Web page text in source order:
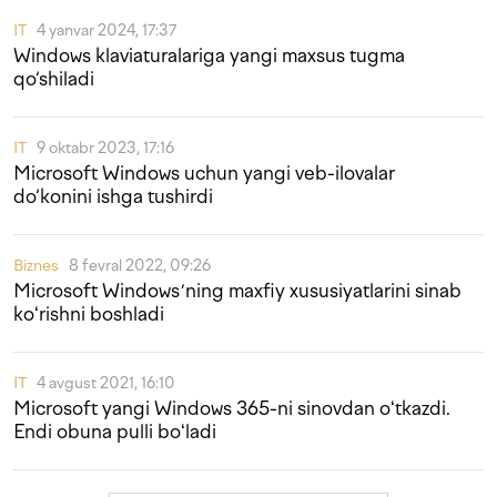
IT 4 yanvar 2024, 17:37
Windows klaviaturalariga yangi maxsus tugma
qo‘shiladi
IT 9 oktabr 2023, 17:16
Microsoft Windows uchun yangi veb-ilovalar
do‘konini ishga tushirdi
Biznes 8 fevral 2022, 09:26
Microsoft Windowsʼning maxfiy xususiyatlarini sinab
koʻrishni boshladi
IT 4 avgust 2021, 16:10
Microsoft yangi Windows 365-ni sinovdan oʻtkazdi.
Endi obuna pulli boʻladi